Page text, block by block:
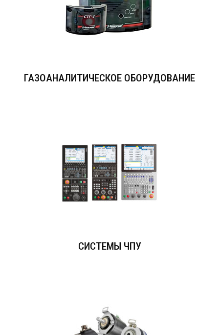
ГАЗОАНАЛИТИЧЕСКОЕ ОБОРУДОВАНИЕ
СИСТЕМЫ ЧПУ